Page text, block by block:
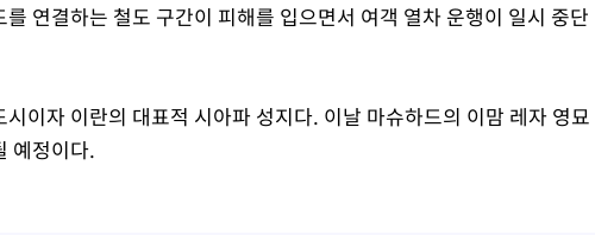
연결하는 철도 구간이 피해를 입으면서 여객 열차 운행이 일시 중단
이자 이란의 대표적 시아파 성지다. 이날 마슈하드의 이맘 레자 영묘
예정이다.